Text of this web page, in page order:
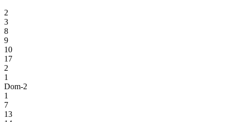
2
3
8
9
10
17
2
1
Dom-2
1
7
13